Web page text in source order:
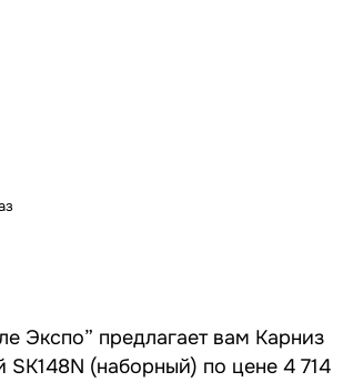
Экспо” предлагает вам Карниз
SK148N (наборный) по цене 4 714